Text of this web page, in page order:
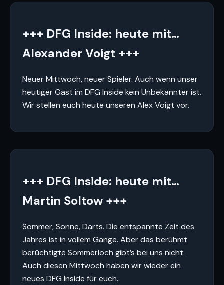
+++ DFG Inside: heute mit…
Alexander Voigt +++
Neuer Mittwoch, neuer Spieler. Auch wenn unser
heutiger Gast im DFG Inside kein Unbekannter ist.
Wir stellen euch heute unseren Alex Voigt vor.
+++ DFG Inside: heute mit…
Martin Soltow +++
Sommer, Sonne, Darts. Die entspannte Zeit des
Jahres ist in vollem Gange. Aber das berühmt
berüchtigte Sommerloch gibt’s bei uns nicht.
Auch diesen Mittwoch haben wir wieder ein
neues DFG Inside für euch.